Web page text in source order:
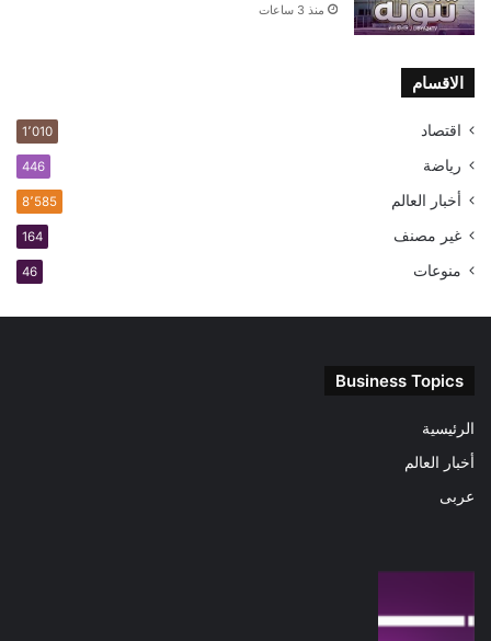
منذ 3 ساعات
الاقسام
اقتصاد 1٬010
رياضة 446
أخبار العالم 8٬585
غير مصنف 164
منوعات 46
Business Topics
الرئيسية
أخبار العالم
عربى